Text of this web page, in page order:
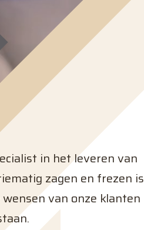
in het leveren van
zagen en frezen is
van onze klanten